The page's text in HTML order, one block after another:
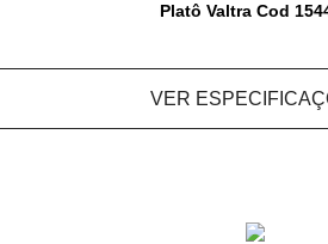
Platô Valtra Cod
VER